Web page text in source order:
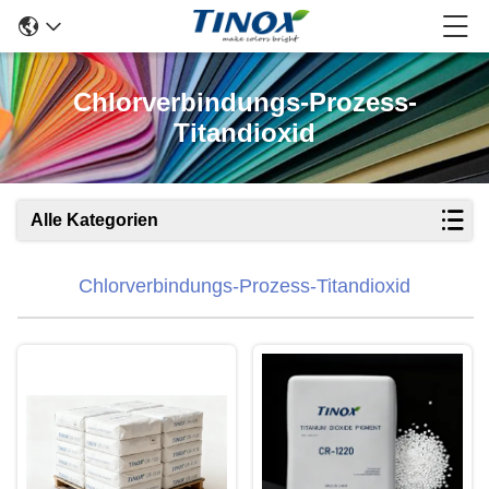
Chlorverbindungs-Prozess-
Titandioxid
Alle Kategorien
Chlorverbindungs-Prozess-Titandioxid